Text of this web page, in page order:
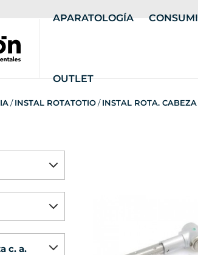
APARATOLOGÍA
OUTLET
/INSTAL ROTATOTIO/INSTAL ROTA. CABEZA
c. a.